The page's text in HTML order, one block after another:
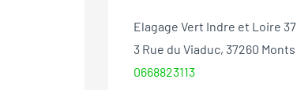
Elagage Vert Indre et Loire 37
3 Rue du Viaduc, 37260 Monts
0668823113